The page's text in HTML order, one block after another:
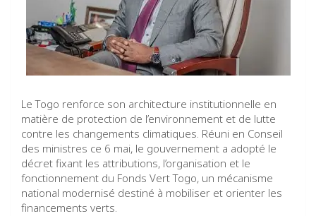
Le Togo renforce son architecture institutionnelle en
matière de protection de l’environnement et de lutte
contre les changements climatiques. Réuni en Conseil
des ministres ce 6 mai, le gouvernement a adopté le
décret fixant les attributions, l’organisation et le
fonctionnement du Fonds Vert Togo, un mécanisme
national modernisé destiné à mobiliser et orienter les
financements verts.